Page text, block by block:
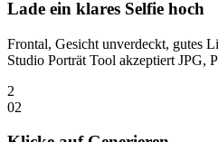
Lade ein klares Selfie hoch
Frontal, Gesicht unverdeckt, gutes
Studio Porträt Tool akzeptiert JPG,
2
02